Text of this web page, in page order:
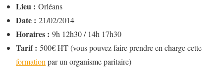
Lieu : Orléans
Date : 21/02/2014
Horaires : 9h 12h30 / 14h 17h30
Tarif : 500€ HT (vous pouvez faire prendre en charge cette
formation par un organisme paritaire)